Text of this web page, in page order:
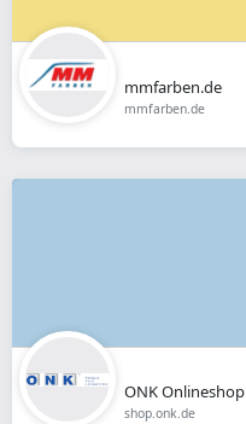
mmfarben.de
mmfarben.de
ONK Onlineshop
shop.onk.de